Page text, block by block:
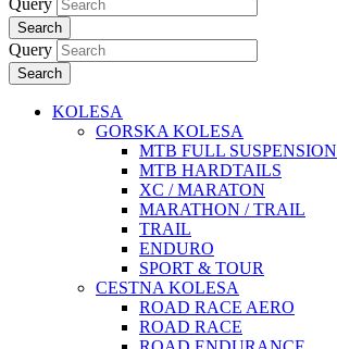
Query
Search
Query
Search
KOLESA
GORSKA KOLESA
MTB FULL SUSPENSION
MTB HARDTAILS
XC / MARATON
MARATHON / TRAIL
TRAIL
ENDURO
SPORT & TOUR
CESTNA KOLESA
ROAD RACE AERO
ROAD RACE